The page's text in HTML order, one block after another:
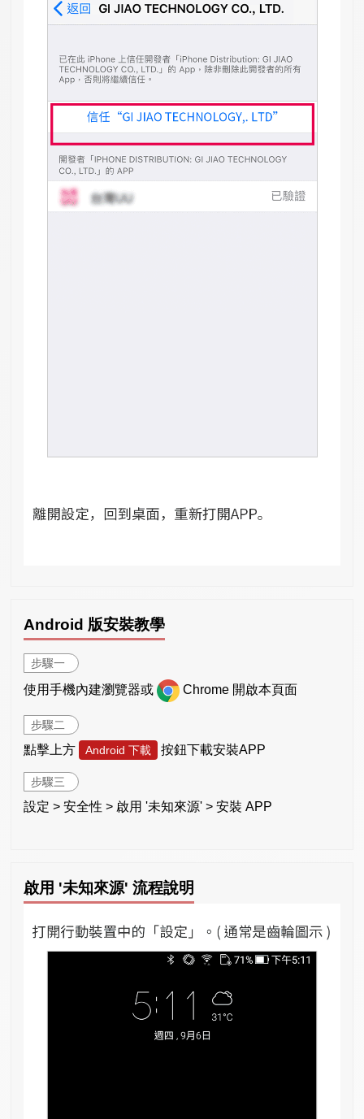
Android 版安裝教學
步驟一
使用手機內建瀏覽器或 Chrome 開啟本頁面
步驟二
點擊上方 Android 下載 按鈕下載安裝APP
步驟三
設定 > 安全性 > 啟用 '未知來源' > 安裝 APP
啟用 '未知來源' 流程說明